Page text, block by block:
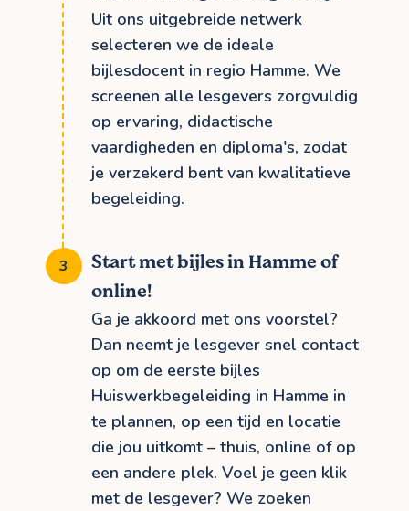
Uit ons uitgebreide netwerk
selecteren we de ideale
bijlesdocent in regio Hamme. We
screenen alle lesgevers zorgvuldig
op ervaring, didactische
vaardigheden en diploma's, zodat
je verzekerd bent van kwalitatieve
begeleiding.
Start met bijles in Hamme of
online!
Ga je akkoord met ons voorstel?
Dan neemt je lesgever snel contact
op om de eerste bijles
Huiswerkbegeleiding in Hamme in
te plannen, op een tijd en locatie
die jou uitkomt – thuis, online of op
een andere plek. Voel je geen klik
met de lesgever? We zoeken